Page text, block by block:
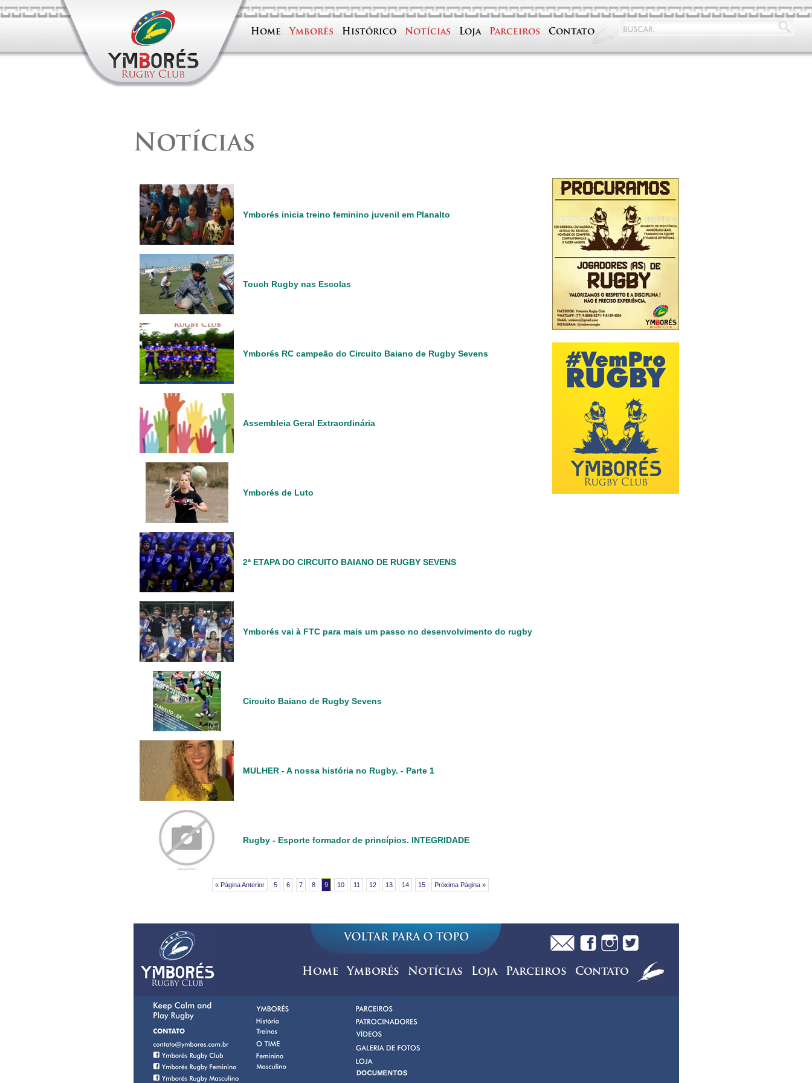
Home Ymborés Histórico Notícias Loja Parceiros Contato
Notícias
Ymborés inicia treino feminino juvenil em Planalto
Touch Rugby nas Escolas
Ymborés RC campeão do Circuito Baiano de Rugby Sevens
Assembleia Geral Extraordinária
Ymborés de Luto
2ª ETAPA DO CIRCUITO BAIANO DE RUGBY SEVENS
Ymborés vai à FTC para mais um passo no desenvolvimento do rugby
Circuito Baiano de Rugby Sevens
MULHER - A nossa história no Rugby. - Parte 1
Rugby - Esporte formador de princípios. INTEGRIDADE
« Página Anterior 5 6 7 8 9 10 11 12 13 14 15 Próxima Página »
Home Ymborés Notícias Loja Parceiros Contato